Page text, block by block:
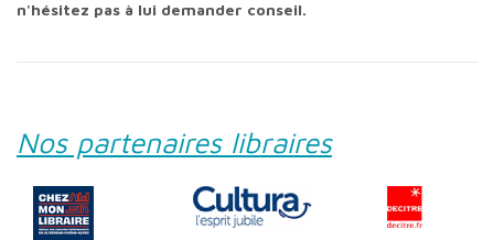
n'hésitez pas à lui demander conseil.
Nos partenaires libraires